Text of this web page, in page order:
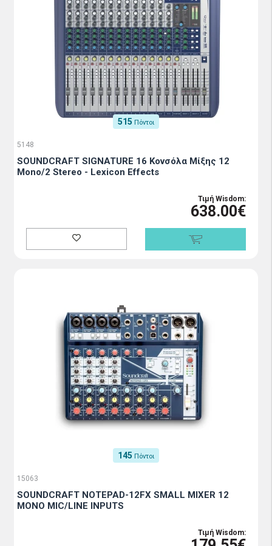
515 Πόντοι
5148
SOUNDCRAFT SIGNATURE 16 Κονσόλα Μίξης 12
Mono/2 Stereo - Lexicon Effects
Τιμή Wisdom:
638.00€
145 Πόντοι
15063
SOUNDCRAFT NOTEPAD-12FX SMALL MIXER 12
MONO MIC/LINE INPUTS
Τιμή Wisdom: